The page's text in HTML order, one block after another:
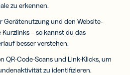
zu erkennen.
Gerätenutzung und den Website-
– so kannst du das
besser verstehen.
QR-Code-Scans und Link-Klicks, um
zu identifizieren.